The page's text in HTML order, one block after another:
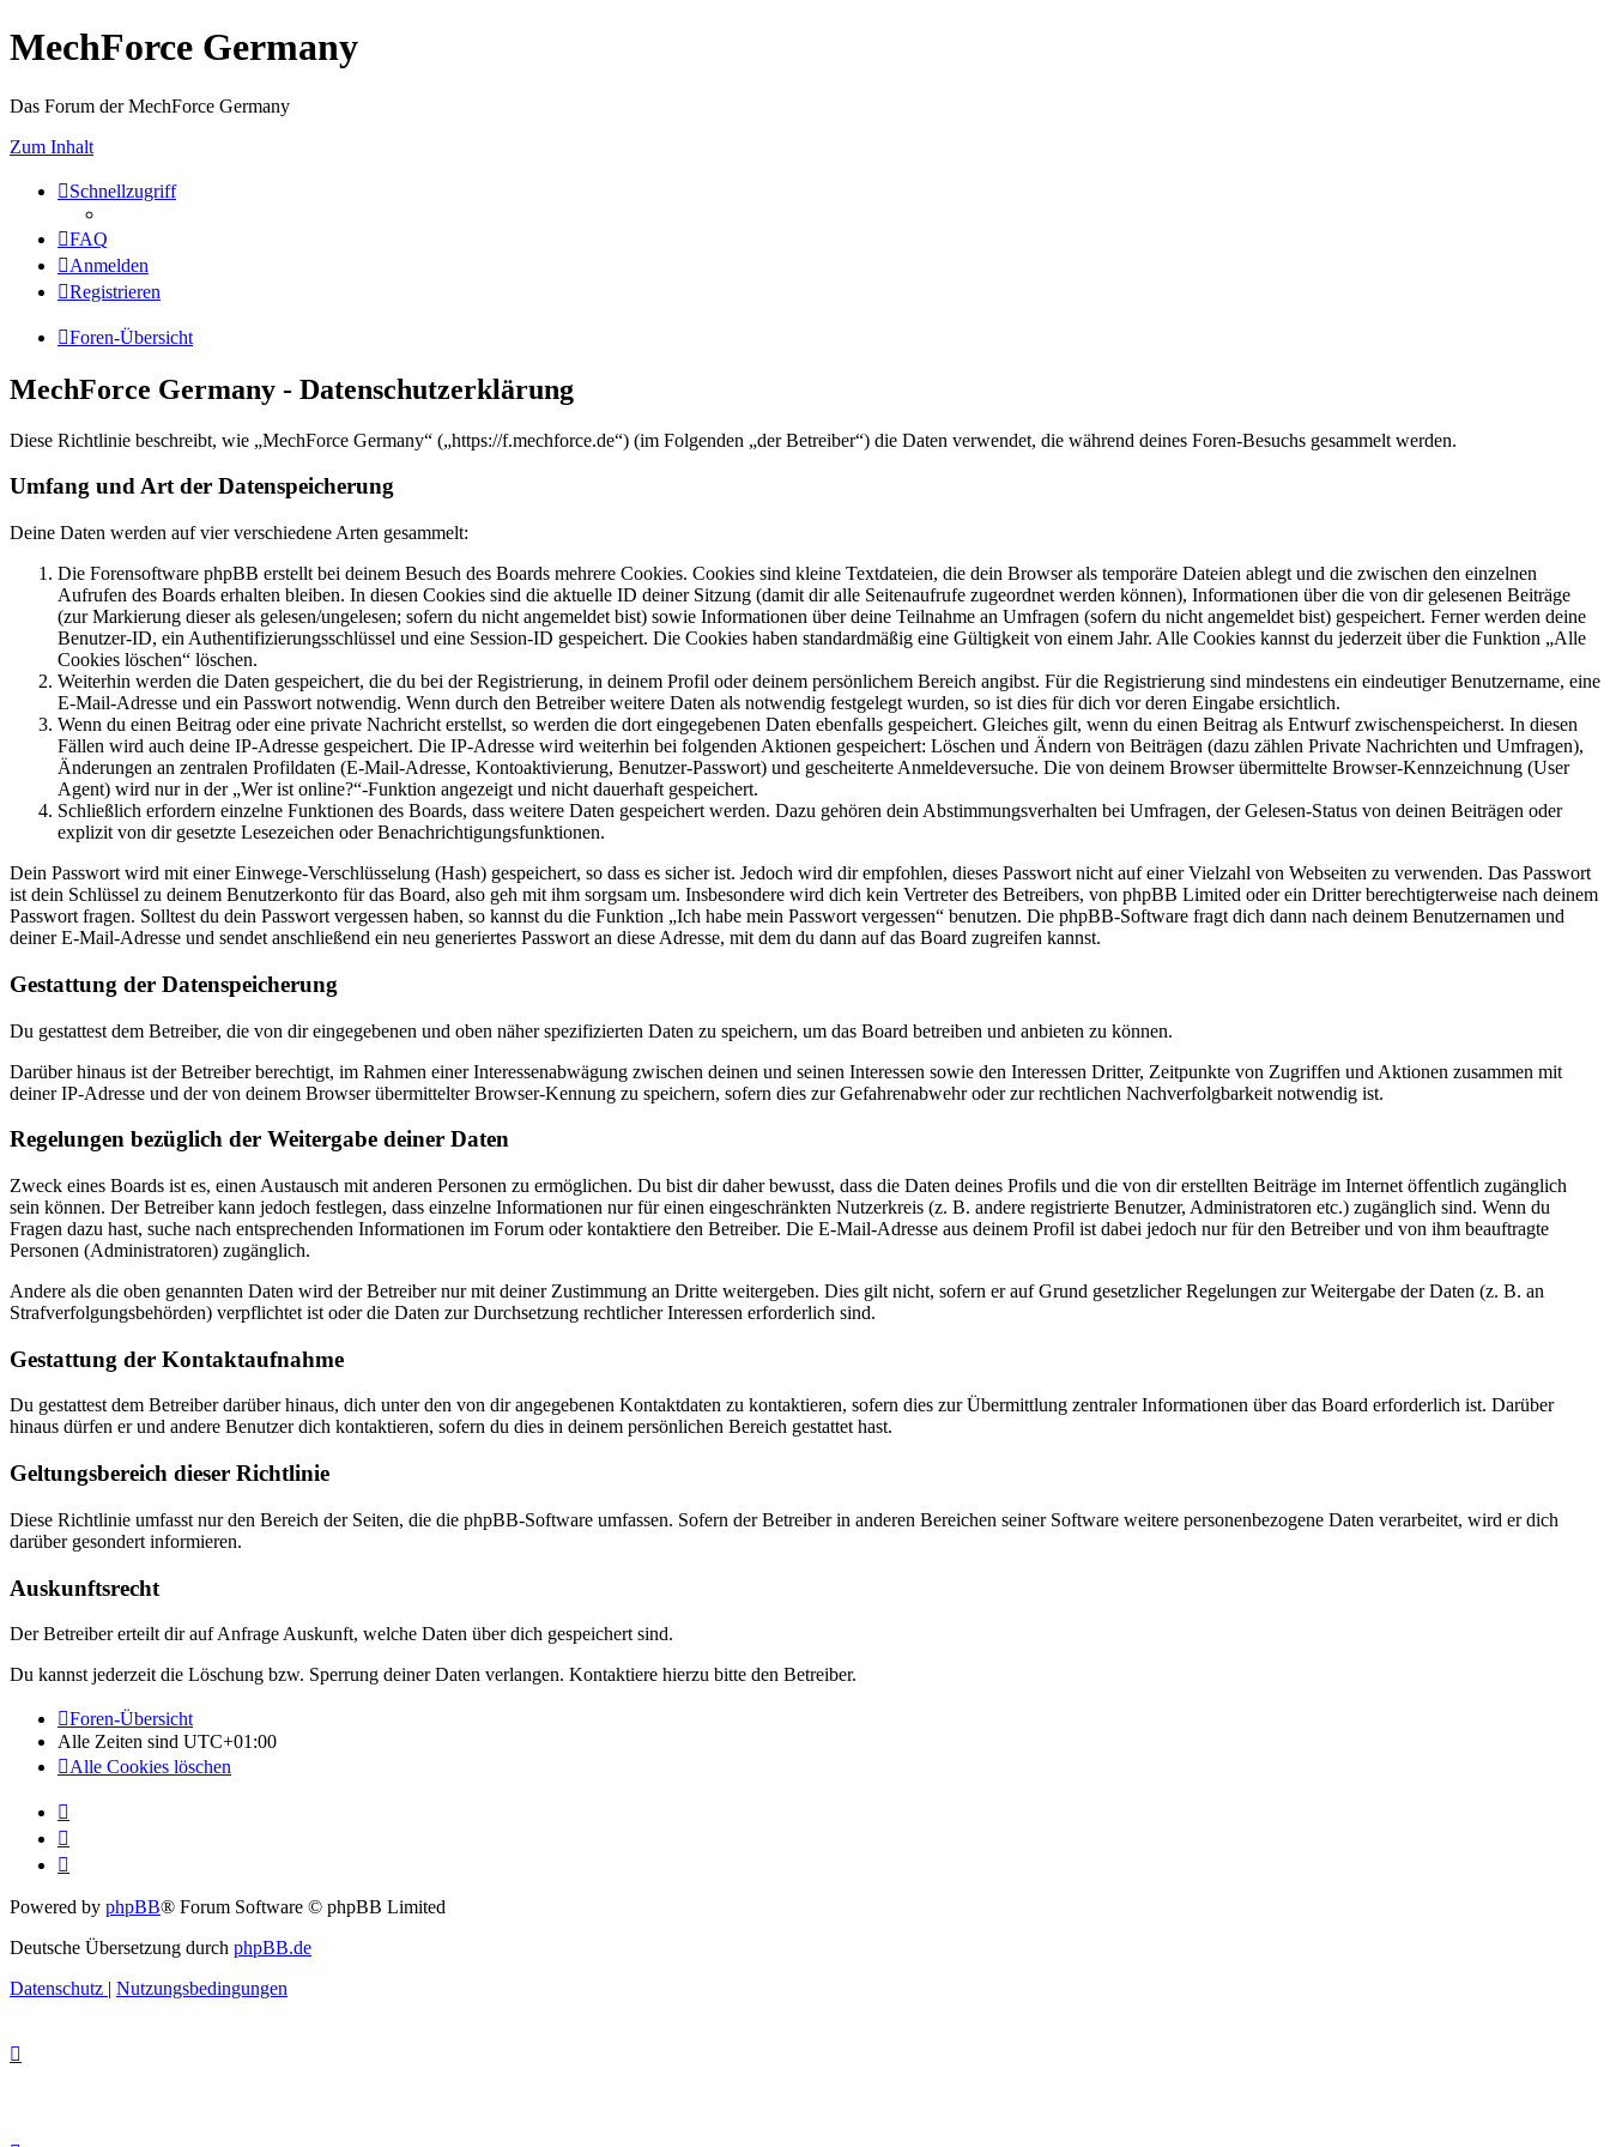
MechForce Germany
Das Forum der MechForce Germany
Zum Inhalt
Schnellzugriff
FAQ
Anmelden
Registrieren
Foren-Übersicht
MechForce Germany - Datenschutzerklärung
Diese Richtlinie beschreibt, wie „MechForce Germany“ („https://f.mechforce.de“) (im Folgenden „der Betreiber“) die Daten verwendet, die während deines Foren-Besuchs gesammelt werden.
Umfang und Art der Datenspeicherung
Deine Daten werden auf vier verschiedene Arten gesammelt:
Die Forensoftware phpBB erstellt bei deinem Besuch des Boards mehrere Cookies. Cookies sind kleine Textdateien, die dein Browser als temporäre Dateien ablegt und die zwischen den einzelnen
Aufrufen des Boards erhalten bleiben. In diesen Cookies sind die aktuelle ID deiner Sitzung (damit dir alle Seitenaufrufe zugeordnet werden können), Informationen über die von dir gelesenen Beiträge
(zur Markierung dieser als gelesen/ungelesen; sofern du nicht angemeldet bist) sowie Informationen über deine Teilnahme an Umfragen (sofern du nicht angemeldet bist) gespeichert. Ferner werden deine
Benutzer-ID, ein Authentifizierungsschlüssel und eine Session-ID gespeichert. Die Cookies haben standardmäßig eine Gültigkeit von einem Jahr. Alle Cookies kannst du jederzeit über die Funktion „Alle
Cookies löschen“ löschen.
Weiterhin werden die Daten gespeichert, die du bei der Registrierung, in deinem Profil oder deinem persönlichem Bereich angibst. Für die Registrierung sind mindestens ein eindeutiger Benutzername, eine
E-Mail-Adresse und ein Passwort notwendig. Wenn durch den Betreiber weitere Daten als notwendig festgelegt wurden, so ist dies für dich vor deren Eingabe ersichtlich.
Wenn du einen Beitrag oder eine private Nachricht erstellst, so werden die dort eingegebenen Daten ebenfalls gespeichert. Gleiches gilt, wenn du einen Beitrag als Entwurf zwischenspeicherst. In diesen
Fällen wird auch deine IP-Adresse gespeichert. Die IP-Adresse wird weiterhin bei folgenden Aktionen gespeichert: Löschen und Ändern von Beiträgen (dazu zählen Private Nachrichten und Umfragen),
Änderungen an zentralen Profildaten (E-Mail-Adresse, Kontoaktivierung, Benutzer-Passwort) und gescheiterte Anmeldeversuche. Die von deinem Browser übermittelte Browser-Kennzeichnung (User
Agent) wird nur in der „Wer ist online?“-Funktion angezeigt und nicht dauerhaft gespeichert.
Schließlich erfordern einzelne Funktionen des Boards, dass weitere Daten gespeichert werden. Dazu gehören dein Abstimmungsverhalten bei Umfragen, der Gelesen-Status von deinen Beiträgen oder
explizit von dir gesetzte Lesezeichen oder Benachrichtigungsfunktionen.
Dein Passwort wird mit einer Einwege-Verschlüsselung (Hash) gespeichert, so dass es sicher ist. Jedoch wird dir empfohlen, dieses Passwort nicht auf einer Vielzahl von Webseiten zu verwenden. Das Passwort
ist dein Schlüssel zu deinem Benutzerkonto für das Board, also geh mit ihm sorgsam um. Insbesondere wird dich kein Vertreter des Betreibers, von phpBB Limited oder ein Dritter berechtigterweise nach deinem
Passwort fragen. Solltest du dein Passwort vergessen haben, so kannst du die Funktion „Ich habe mein Passwort vergessen“ benutzen. Die phpBB-Software fragt dich dann nach deinem Benutzernamen und
deiner E-Mail-Adresse und sendet anschließend ein neu generiertes Passwort an diese Adresse, mit dem du dann auf das Board zugreifen kannst.
Gestattung der Datenspeicherung
Du gestattest dem Betreiber, die von dir eingegebenen und oben näher spezifizierten Daten zu speichern, um das Board betreiben und anbieten zu können.
Darüber hinaus ist der Betreiber berechtigt, im Rahmen einer Interessenabwägung zwischen deinen und seinen Interessen sowie den Interessen Dritter, Zeitpunkte von Zugriffen und Aktionen zusammen mit
deiner IP-Adresse und der von deinem Browser übermittelter Browser-Kennung zu speichern, sofern dies zur Gefahrenabwehr oder zur rechtlichen Nachverfolgbarkeit notwendig ist.
Regelungen bezüglich der Weitergabe deiner Daten
Zweck eines Boards ist es, einen Austausch mit anderen Personen zu ermöglichen. Du bist dir daher bewusst, dass die Daten deines Profils und die von dir erstellten Beiträge im Internet öffentlich zugänglich
sein können. Der Betreiber kann jedoch festlegen, dass einzelne Informationen nur für einen eingeschränkten Nutzerkreis (z. B. andere registrierte Benutzer, Administratoren etc.) zugänglich sind. Wenn du
Fragen dazu hast, suche nach entsprechenden Informationen im Forum oder kontaktiere den Betreiber. Die E-Mail-Adresse aus deinem Profil ist dabei jedoch nur für den Betreiber und von ihm beauftragte
Personen (Administratoren) zugänglich.
Andere als die oben genannten Daten wird der Betreiber nur mit deiner Zustimmung an Dritte weitergeben. Dies gilt nicht, sofern er auf Grund gesetzlicher Regelungen zur Weitergabe der Daten (z. B. an
Strafverfolgungsbehörden) verpflichtet ist oder die Daten zur Durchsetzung rechtlicher Interessen erforderlich sind.
Gestattung der Kontaktaufnahme
Du gestattest dem Betreiber darüber hinaus, dich unter den von dir angegebenen Kontaktdaten zu kontaktieren, sofern dies zur Übermittlung zentraler Informationen über das Board erforderlich ist. Darüber
hinaus dürfen er und andere Benutzer dich kontaktieren, sofern du dies in deinem persönlichen Bereich gestattet hast.
Geltungsbereich dieser Richtlinie
Diese Richtlinie umfasst nur den Bereich der Seiten, die die phpBB-Software umfassen. Sofern der Betreiber in anderen Bereichen seiner Software weitere personenbezogene Daten verarbeitet, wird er dich
darüber gesondert informieren.
Auskunftsrecht
Der Betreiber erteilt dir auf Anfrage Auskunft, welche Daten über dich gespeichert sind.
Du kannst jederzeit die Löschung bzw. Sperrung deiner Daten verlangen. Kontaktiere hierzu bitte den Betreiber.
Foren-Übersicht
Alle Zeiten sind UTC+01:00
Alle Cookies löschen
Powered by phpBB® Forum Software © phpBB Limited
Deutsche Übersetzung durch phpBB.de
Datenschutz | Nutzungsbedingungen